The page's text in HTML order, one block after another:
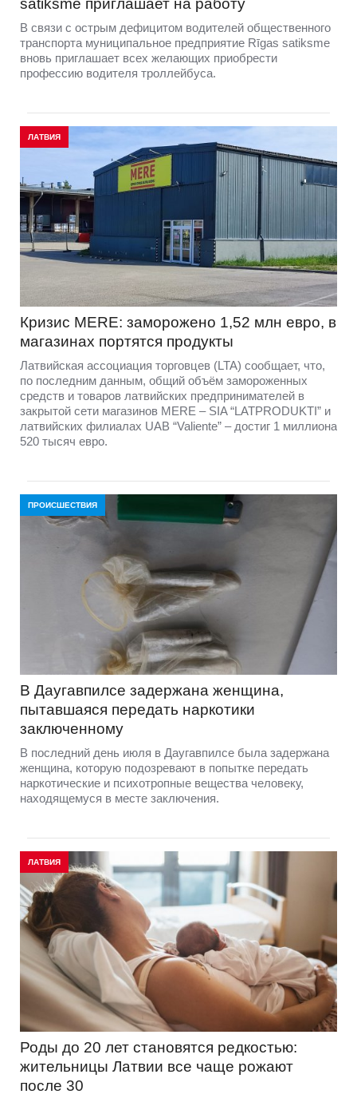
В связи с острым дефицитом водителей общественного
транспорта муниципальное предприятие Rīgas satiksme
вновь приглашает всех желающих приобрести
профессию водителя троллейбуса.
ЛАТВИЯ
Кризис MERE: заморожено 1,52 млн евро, в
магазинах портятся продукты
Латвийская ассоциация торговцев (LTA) сообщает, что,
по последним данным, общий объём замороженных
средств и товаров латвийских предпринимателей в
закрытой сети магазинов MERE – SIA “LATPRODUKTI” и
латвийских филиалах UAB “Valiente” – достиг 1 миллиона
520 тысяч евро.
ПРОИСШЕСТВИЯ
В Даугавпилсе задержана женщина,
пытавшаяся передать наркотики
заключенному
В последний день июля в Даугавпилсе была задержана
женщина, которую подозревают в попытке передать
наркотические и психотропные вещества человеку,
находящемуся в месте заключения.
ЛАТВИЯ
Роды до 20 лет становятся редкостью:
жительницы Латвии все чаще рожают
после 30